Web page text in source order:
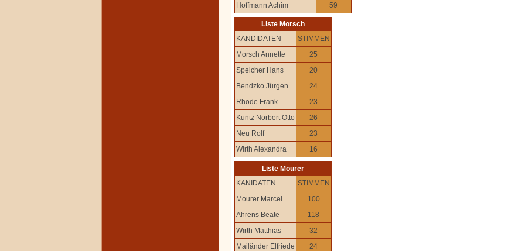
Hoffmann Achim
59
Liste Morsch
KANDIDATEN
STIMMEN
Morsch Annette
25
Speicher Hans
20
Bendzko Jürgen
24
Rhode Frank
23
Kuntz Norbert Otto
26
Neu Rolf
23
Wirth Alexandra
16
Liste Mourer
KANIDATEN
STIMMEN
Mourer Marcel
100
Ahrens Beate
118
Wirth Matthias
32
Mailänder Elfriede
24